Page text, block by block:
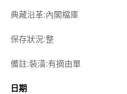
典藏沿革:內閣檔庫
保存狀況:整
備註:裝潢:有摘由單
日期